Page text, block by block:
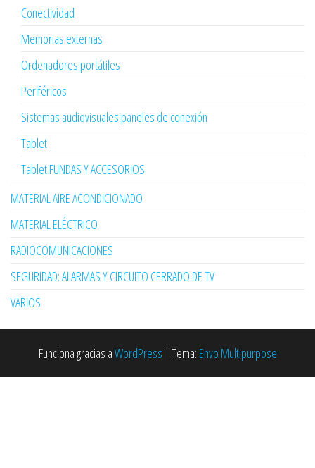
Conectividad
Memorias externas
Ordenadores portátiles
Periféricos
Sistemas audiovisuales:paneles de conexión
Tablet
Tablet FUNDAS Y ACCESORIOS
MATERIAL AIRE ACONDICIONADO
MATERIAL ELÉCTRICO
RADIOCOMUNICACIONES
SEGURIDAD: ALARMAS Y CIRCUITO CERRADO DE TV
VARIOS
Funciona gracias aWordPress | Tema: Envo Multipurpose